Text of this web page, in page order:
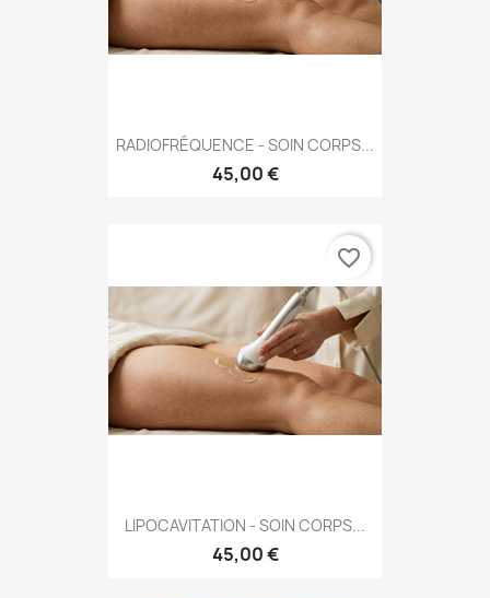
RADIOFRÉQUENCE - SOIN CORPS...
45,00 €
LIPOCAVITATION - SOIN CORPS...
45,00 €
favorite_border